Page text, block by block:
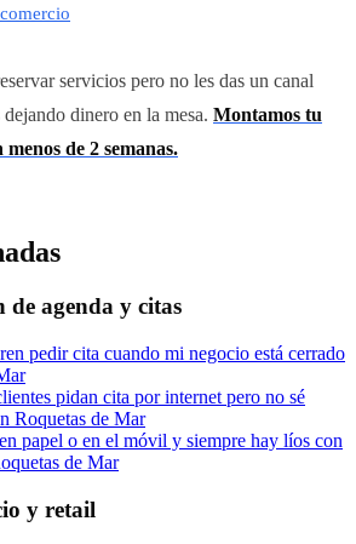
servicios pero no les das un canal
dinero en la mesa. Montamos tu
de 2 semanas.
de agenda y citas
pedir cita cuando mi negocio está cerrado
pidan cita por internet pero no sé
Roquetas de Mar
papel o en el móvil y siempre hay líos con
de Mar
y retail